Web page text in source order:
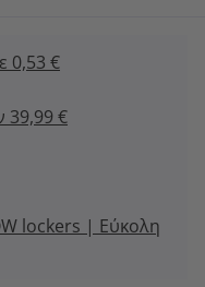
0,53 €
39,99 €
lockers | Εύκολη